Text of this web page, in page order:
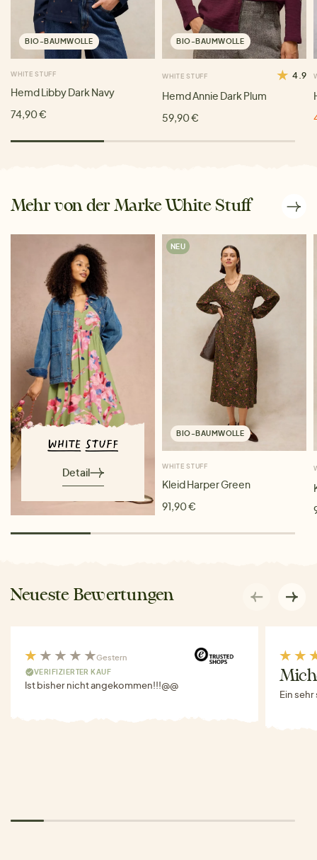
BIO-BAUMWOLLE
WHITE STUFF
Hemd Libby Dark Navy
74,90 €
BIO-BAUMWOLLE
WHITE STUFF 4.9
Hemd Annie Dark Plum
59,90 €
Mehr von der Marke White Stuff
Detail
NEU
BIO-BAUMWOLLE
WHITE STUFF
Kleid Harper Green
91,90 €
Neueste Bewertungen
Gestern
VERIFIZIERTER KAUF
Ist bisher nicht angekommen!!!@@
Ein